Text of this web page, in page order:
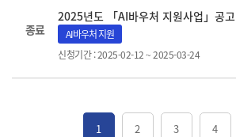
종료
2025년도 「AI바우처 지원사업」공고
AI바우처 지원
신청기간 : 2025-02-12 ~ 2025-03-24
1 2 3 4